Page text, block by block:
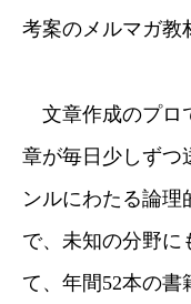
考案のメルマガ教
文章作成のプロ
章が毎日少しずつ
ンルにわたる論理
で、未知の分野に
て、年間52本の書